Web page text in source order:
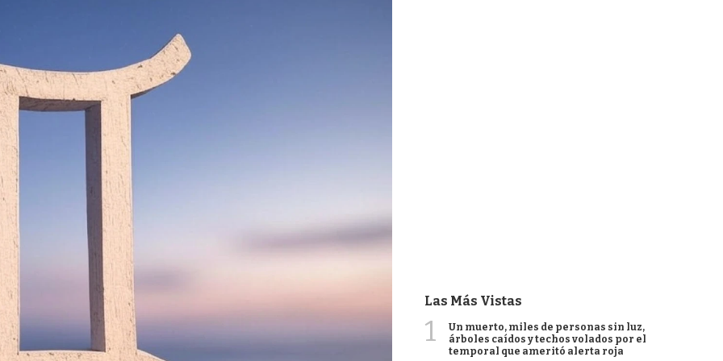
Las Más Vistas
1
Un muerto, miles de personas sin luz,
árboles caídos y techos volados por el
temporal que ameritó alerta roja